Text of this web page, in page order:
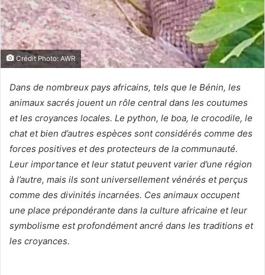
Crédit Photo: AWR
Dans de nombreux pays africains, tels que le Bénin, les
animaux sacrés jouent un rôle central dans les coutumes
et les croyances locales. Le python, le boa, le crocodile, le
chat et bien d’autres espèces sont considérés comme des
forces positives et des protecteurs de la communauté.
Leur importance et leur statut peuvent varier d’une région
à l’autre, mais ils sont universellement vénérés et perçus
comme des divinités incarnées. Ces animaux occupent
une place prépondérante dans la culture africaine et leur
symbolisme est profondément ancré dans les traditions et
les croyances.